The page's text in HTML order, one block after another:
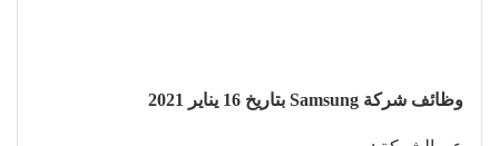
وظائف شركة Samsung بتاريخ 16 يناير 2021